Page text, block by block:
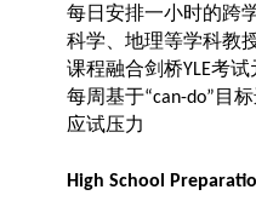
每日安排一小时的跨
科学、地理等学科教
课程融合剑桥YLE考试
每周基于“can-do” 目
应试压力
High School